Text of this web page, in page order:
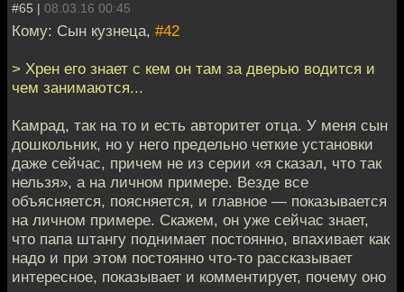
#65 | 08.03.16 00:45
Кому: Сын кузнеца, #42
> Хрен его знает с кем он там за дверью водится и
чем занимаются...
Камрад, так на то и есть авторитет отца. У меня сын
дошкольник, но у него предельно четкие установки
даже сейчас, причем не из серии «я сказал, что так
нельзя», а на личном примере. Везде все
объясняется, поясняется, и главное — показывается
на личном примере. Скажем, он уже сейчас знает,
что папа штангу поднимает постоянно, впахивает как
надо и при этом постоянно что-то рассказывает
интересное, показывает и комментирует, почему оно